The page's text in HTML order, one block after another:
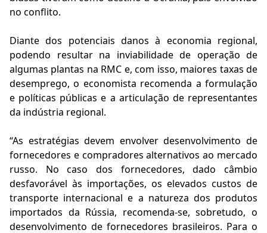
no conflito.
Diante dos potenciais danos à economia regional,
podendo resultar na inviabilidade de operação de
algumas plantas na RMC e, com isso, maiores taxas de
desemprego, o economista recomenda a formulação
e políticas públicas e a articulação de representantes
da indústria regional.
“As estratégias devem envolver desenvolvimento de
fornecedores e compradores alternativos ao mercado
russo. No caso dos fornecedores, dado câmbio
desfavorável às importações, os elevados custos de
transporte internacional e a natureza dos produtos
importados da Rússia, recomenda-se, sobretudo, o
desenvolvimento de fornecedores brasileiros. Para o